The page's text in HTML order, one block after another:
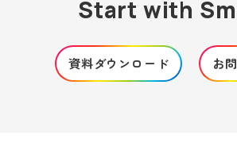
Start with
資料ダウンロード お